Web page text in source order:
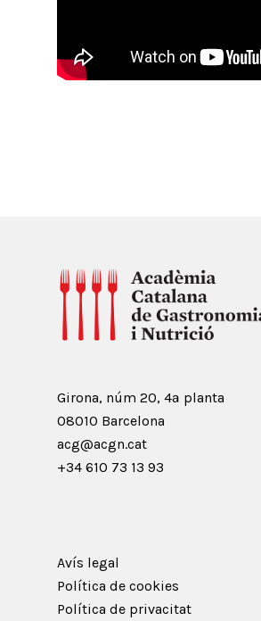
Girona, núm 20, 4ª planta
08010 Barcelona
acg@acgn.cat
+34 610 73 13 93
Avís legal
Política de cookies
Política de privacitat